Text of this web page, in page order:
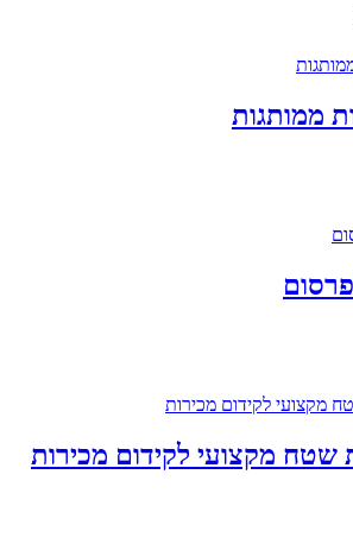
ממותגות
מקצועי לקידום מכירות